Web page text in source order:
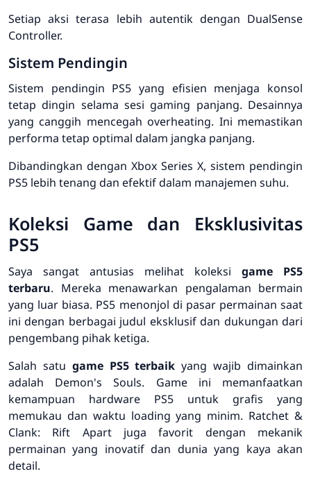
Setiap aksi terasa lebih autentik dengan DualSense
Controller.
Sistem Pendingin
Sistem pendingin PS5 yang efisien menjaga konsol
tetap dingin selama sesi gaming panjang. Desainnya
yang canggih mencegah overheating. Ini memastikan
performa tetap optimal dalam jangka panjang.
Dibandingkan dengan Xbox Series X, sistem pendingin
PS5 lebih tenang dan efektif dalam manajemen suhu.
Koleksi Game dan Eksklusivitas
PS5
Saya sangat antusias melihat koleksi game PS5
terbaru. Mereka menawarkan pengalaman bermain
yang luar biasa. PS5 menonjol di pasar permainan saat
ini dengan berbagai judul eksklusif dan dukungan dari
pengembang pihak ketiga.
Salah satu game PS5 terbaik yang wajib dimainkan
adalah Demon's Souls. Game ini memanfaatkan
kemampuan hardware PS5 untuk grafis yang
memukau dan waktu loading yang minim. Ratchet &
Clank: Rift Apartjuga favorit dengan mekanik
permainan yang inovatif dan dunia yang kaya akan
detail.